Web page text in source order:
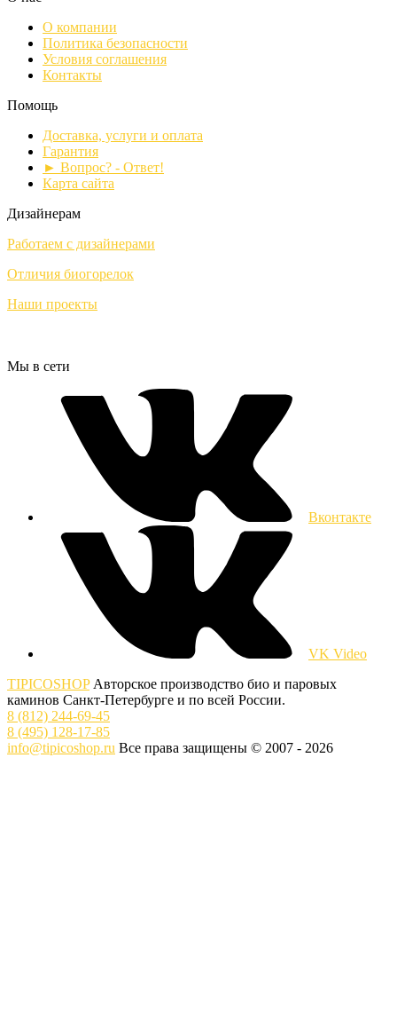
О компании
Политика безопасности
Условия соглашения
Контакты
Помощь
Доставка, услуги и оплата
Гарантия
► Вопрос? - Ответ!
Карта сайта
Дизайнерам
Работаем с дизайнерами
Отличия биогорелок
Наши проекты
Мы в сети
Вконтакте
VK Video
TIPICOSHOPАвторское производство био и паровых
каминов Санкт-Петербурге и по всей России.
8 (812) 244-69-45
8 (495) 128-17-85
info@tipicoshop.ru Все права защищены © 2007 - 2026